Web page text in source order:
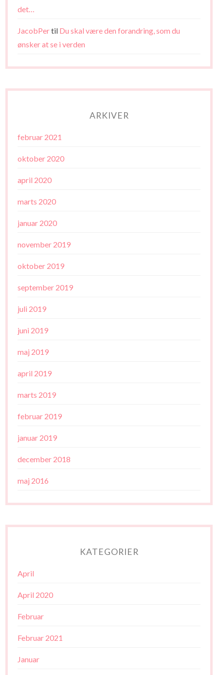
det…
JacobPertil Du skal være den forandring, som du
ønsker at se i verden
ARKIVER
februar 2021
oktober 2020
april 2020
marts 2020
januar 2020
november 2019
oktober 2019
september 2019
juli 2019
juni 2019
maj 2019
april 2019
marts 2019
februar 2019
januar 2019
december 2018
maj 2016
KATEGORIER
April
April 2020
Februar
Februar 2021
Januar